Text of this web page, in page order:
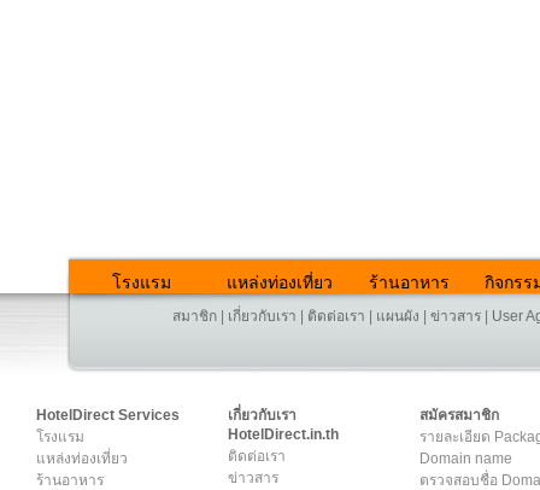
โรงแรม แหล่งท่องเที่ยว ร้านอาหาร กิจกรร
สมาชิก เกี่ยวกับเรา ติดต่อเรา แผนผัง ข่าวสาร User
HotelDirect Services
โรงแรม
แหล่งท่องเที่ยว
ร้านอาหาร
เกี่ยวกับเรา
HotelDirect.in.th
ติดต่อเรา
ข่าวสาร
สมัครสมาชิก
รายละเอียด
Domain name
ตรวจสอบชื่อ